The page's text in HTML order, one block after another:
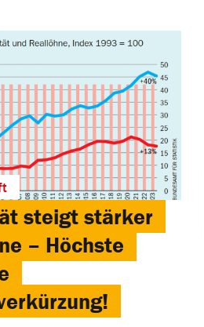
steigt stärker
– Höchste